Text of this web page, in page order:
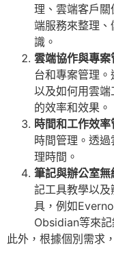
理、雲端客戶
端服務來整理
識。
雲端協作與專案
台和專案管理
以及如何用雲
的效率和效果。
時間和工作效率
時間管理。透
理時間。
筆記與辦公室無
記工具教學以
具，例如
Obsidian等來記
此外，根據個別需求